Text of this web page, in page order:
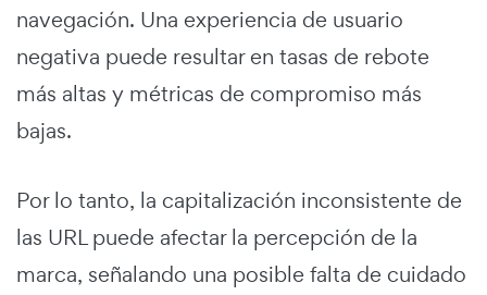
navegación. Una experiencia de usuario
negativa puede resultar en tasas de rebote
más altas y métricas de compromiso más
bajas.
Por lo tanto, la capitalización inconsistente de
las URL puede afectar la percepción de la
marca, señalando una posible falta de cuidado